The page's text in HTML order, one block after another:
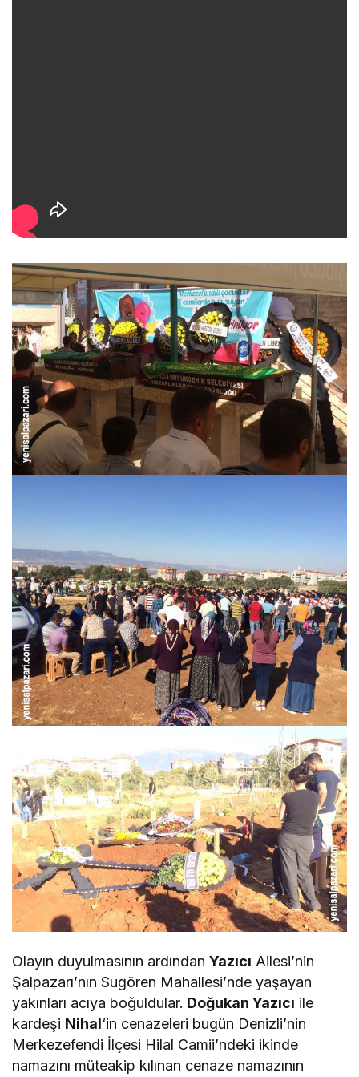
Olayın duyulmasının ardındanYazıcı Ailesi’nin
Şalpazarı’nın Sugören Mahallesi’nde yaşayan
yakınları acıya boğuldular. Doğukan Yazıcı ile
kardeşi Nihal‘in cenazeleri bugün Denizli’nin
Merkezefendi İlçesi Hilal Camii’ndeki ikinde
namazını müteakip kılınan cenaze namazının